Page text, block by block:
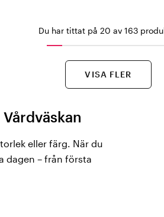
Du har tittat på 20 av 163
VISA FLER
eller färg. När du
dagen – från första